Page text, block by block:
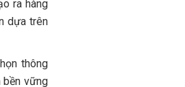
ra hàng
dựa trên
thông
bền vững